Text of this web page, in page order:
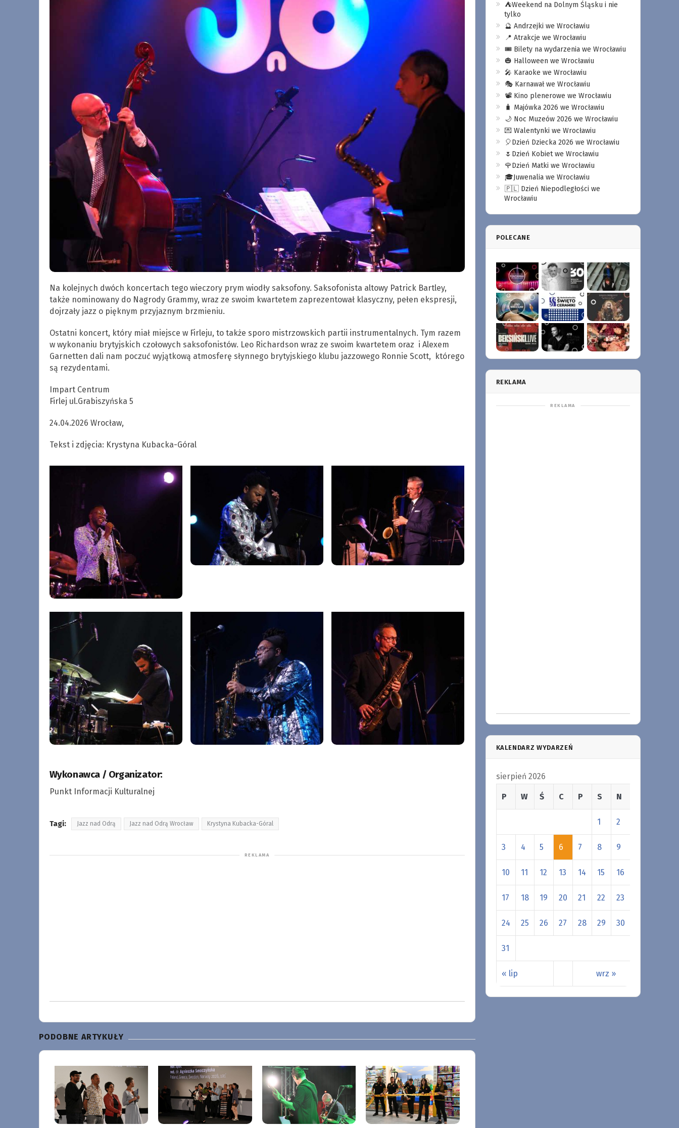
Na kolejnych dwóch koncertach tego wieczory prym wiodły saksofony. Saksofonista altowy Patrick Bartley,
także nominowany do Nagrody Grammy, wraz ze swoim kwartetem zaprezentował klasyczny, pełen ekspresji,
dojrzały jazz o pięknym przyjaznym brzmieniu.
Ostatni koncert, który miał miejsce w Firleju, to także sporo mistrzowskich partii instrumentalnych. Tym razem
w wykonaniu brytyjskich czołowych saksofonistów. Leo Richardson wraz ze swoim kwartetem oraz i Alexem
Garnetten dali nam poczuć wyjątkową atmosferę słynnego brytyjskiego klubu jazzowego Ronnie Scott, którego
są rezydentami.
Impart Centrum
Firlej ul.Grabiszyńska 5
24.04.2026 Wrocław,
Tekst i zdjęcia: Krystyna Kubacka-Góral
Wykonawca / Organizator:
Punkt Informacji Kulturalnej
Tagi: Jazz nad Odrą Jazz nad Odrą Wrocław Krystyna Kubacka-Góral
PODOBNE ARTYKUŁY
⛺️Weekend na Dolnym Śląsku i nie
tylko
🔮 Andrzejki we Wrocławiu
📍 Atrakcje we Wrocławiu
🎟️ Bilety na wydarzenia we Wrocławiu
🎃 Halloween we Wrocławiu
🎤 Karaoke we Wrocławiu
🎭 Karnawał we Wrocławiu
📽️ Kino plenerowe we Wrocławiu
🧳 Majówka 2026 we Wrocławiu
🌙 Noc Muzeów 2026 we Wrocławiu
💌 Walentynki we Wrocławiu
🎈Dzień Dziecka 2026 we Wrocławiu
🌷Dzień Kobiet we Wrocławiu
🌹Dzień Matki we Wrocławiu
🎓Juwenalia we Wrocławiu
🇵🇱 Dzień Niepodległości we
Wrocławiu
POLECANE
REKLAMA
KALENDARZ WYDARZEŃ
sierpień 2026
P W Ś C P S N
« lip wrz »
1 2
3 4 5 6 7 8 9
10 11 12 13 14 15 16
17 18 19 20 21 22 23
24 25 26 27 28 29 30
31